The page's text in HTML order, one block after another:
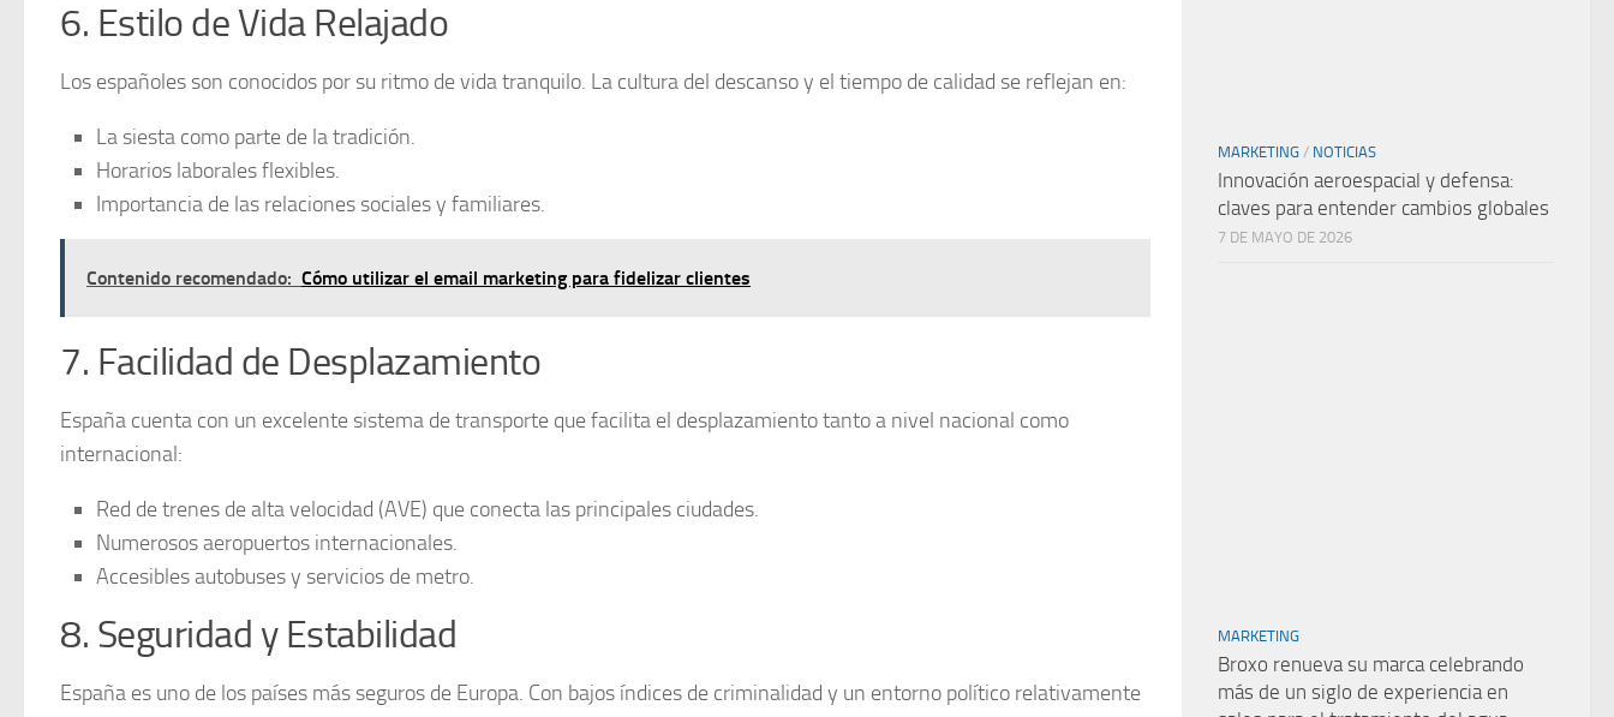
6. Estilo de Vida Relajado
Los españoles son conocidos por su ritmo de vida tranquilo. La cultura del descansoy el tiempo de calidad se reflejan en:
La siesta como parte de la tradición.
Horarios laborales flexibles.
Importancia de las relaciones socialesy familiares.
Contenido recomendado: Cómo utilizar el email marketing para fidelizar clientes
7. Facilidad de Desplazamiento
España cuenta con un excelente sistema de transporte que facilita el desplazamiento tanto a nivel nacional como
internacional:
Red de trenes de alta velocidad (AVE) que conecta las principales ciudades.
Numerosos aeropuertos internacionales.
Accesibles autobuses y servicios de metro.
8. Seguridad y Estabilidad
España es uno de los países más seguros de Europa. Con bajos índices de criminalidad y un entorno político relativamente
MARKETING / NOTICIAS
Innovación aeroespacial y defensa:
claves para entender cambios globales
7 DE MAYO DE 2026
MARKETING
Broxo renueva su marca celebrando
más de un siglo de experiencia en